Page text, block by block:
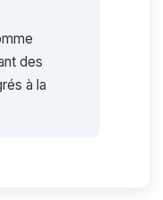
des
à la